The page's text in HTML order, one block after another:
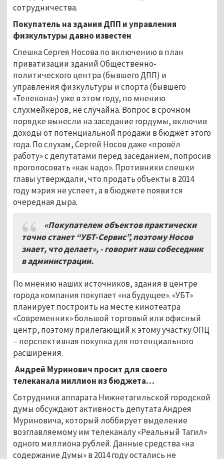
сотрудничества.
Покупатель на здания ДПП и управления
физкультуры давно известен
Спешка Сергея Носова по включению в план
приватизации зданий Общественно-
политического центра (бывшего ДПП) и
управления физкультуры и спорта (бывшего
«Телекона») уже в этом году, по мнению
слухмейкеров, не случайна. Вопрос в срочном
порядке вынесли на заседание гордумы, включив
доходы от потенциальной продажи в бюджет этого
года. По слухам, Сергей Носов даже «провёл
работу» с депутатами перед заседанием, попросив
проголосовать «как надо». Противники спешки
главы утверждали, что продать объекты в 2014
году мэрия не успеет, а в бюджете появится
очередная дыра.
«Покупателем объектов практически
точно станет “УБТ-Сервис”, поэтому Носов
знает, что делает», - говорит наш собеседник
в администрации.
По мнению наших источников, здания в центре
города компания покупает «на будущее». «УБТ»
планирует построить на месте кинотеатра
«Современник» большой торговый или офисный
центр, поэтому прилегающий к этому участку ОПЦ
– перспективная покупка для потенциального
расширения.
Андрей Муринович просит для своего
телеканала миллион из бюджета…
Сотрудники аппарата Нижнетагильской городской
думы обсуждают активность депутата Андрея
Муриновича, который лоббирует выделение
возглавляемому им телеканалу «Реальный Тагил»
одного миллиона рублей. Данные средства «на
содержание Думы» в 2014 году остались не